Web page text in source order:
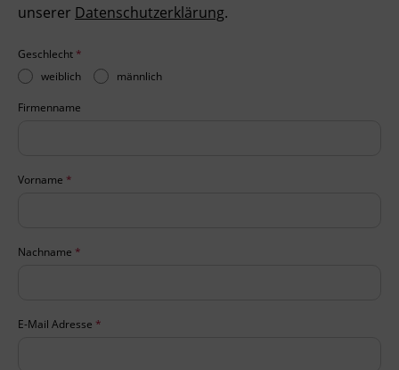
Akademisches Studienzentrum
BFI Schwaz
unserer Datenschutzerklärung.
Geschlecht *
weiblich
männlich
Firmenname
Vorname *
Nachname *
E-Mail Adresse *